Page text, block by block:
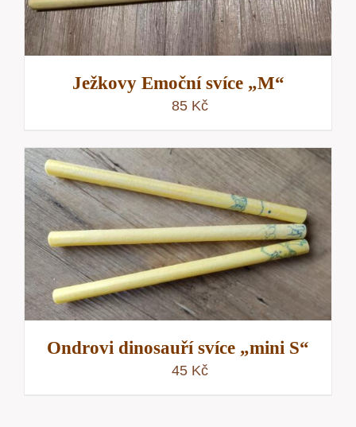
Ježkovy Emoční svíce „M“
85 Kč
Ondrovi dinosauří svíce „mini S“
45 Kč